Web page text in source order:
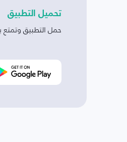
تحميل التطبيق
حمل التطبيق وتمتع